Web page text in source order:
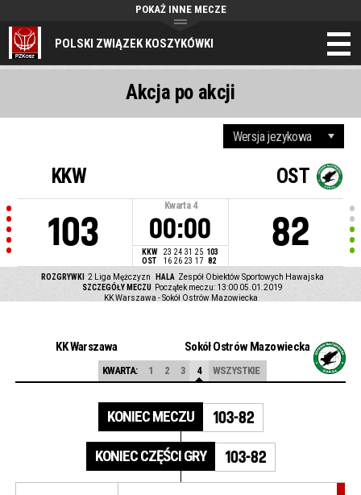
POLSKI ZWIĄZEK KOSZYKÓWKI
POKAŻ INNE MECZE
KKW
103
Kwarta 4
00:00
KKW 23 24 31 25 103
OST
16 26 23 17 82
OST
82
ROZGRYWKI 2 Liga Mężczyzn HALA Zespół Obiektów Sportowych Hawajska
SZCZEGÓŁY MECZU
Początek meczu: 13:00 05.01.2019
KK Warszawa - Sokół Ostrów Mazowiecka
Akcja po akcji
KK Warszawa Sokół Ostrów Mazowiecka
KWARTA: 1 2 3 4 WSZYSTKIE
KONIEC MECZU 103-82
KONIEC CZĘŚCI GRY 103-82